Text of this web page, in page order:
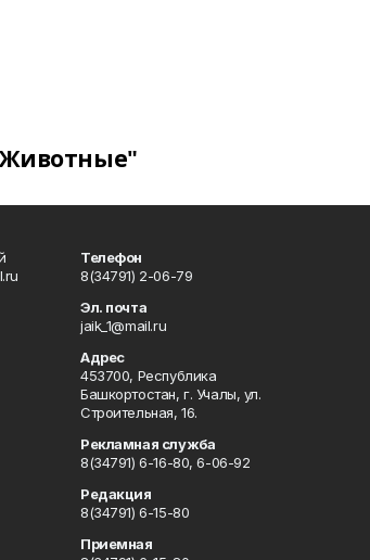
Телефон
8(34791) 2-06-79
Эл. почта
jaik_1@mail.ru
Адрес
453700, Республика
Башкортостан, г. Учалы, ул.
Строительная, 16.
Рекламная служба
8(34791) 6-16-80, 6-06-92
Редакция
8(34791) 6-15-80
Приемная